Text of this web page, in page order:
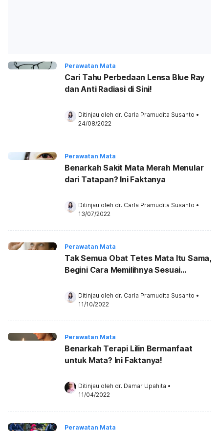
Perawatan Mata
Cari Tahu Perbedaan Lensa Blue Ray
dan Anti Radiasi di Sini!
Ditinjau oleh dr. Carla Pramudita Susanto •
24/08/2022
Perawatan Mata
Benarkah Sakit Mata Merah Menular
dari Tatapan? Ini Faktanya
Ditinjau oleh dr. Carla Pramudita Susanto •
13/07/2022
Perawatan Mata
Tak Semua Obat Tetes Mata Itu Sama,
Begini Cara Memilihnya Sesuai
Ditinjau oleh dr. Carla Pramudita Susanto •
11/10/2022
Perawatan Mata
Benarkah Terapi Lilin Bermanfaat
untuk Mata? Ini Faktanya!
Ditinjau oleh dr. Damar Upahita •
11/04/2022
Perawatan Mata